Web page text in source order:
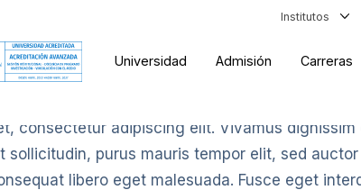
Institutos
Universidad Admisión Carreras
consectetur adipiscing elit. Vivamus
sollicitudin, purus mauris tempor elit, sed
libero eget malesuada. Fusce eget